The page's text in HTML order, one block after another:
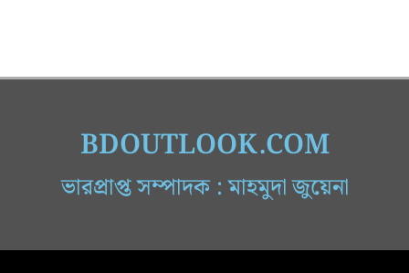
BDOUTLOOK.COM
ভারপ্রাপ্ত সম্পাদক : মাহমুদা জুয়েনা